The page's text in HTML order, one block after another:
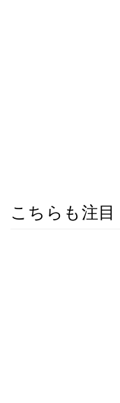
こちらも注目